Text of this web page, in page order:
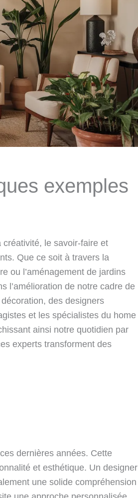
exemples
le savoir-faire et
Que ce soit à travers la
ou l’aménagement de jardins
l’amélioration de notre cadre de
des designers
et les spécialistes du home
ainsi notre quotidien par
experts transforment des
dernières années. Cette
et esthétique. Un designer
une solide compréhension